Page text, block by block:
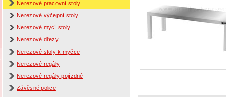
Nerezové pracovní stoly
Nerezové výčepní stoly
Nerezové mycí stoly
Nerezové dřezy
Nerezové stoly k myčce
Nerezové regály
Nerezové regály pojízdné
Závěsné police